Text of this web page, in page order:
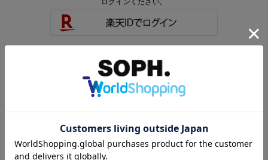
楽天IDをお持ちで、当ストアのアカウントを
お持ちでないお客様はこちらより
会員登録いただけます。